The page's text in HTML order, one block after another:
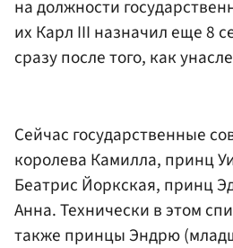
на должности
их Карл III назначил еще 8
сразу после того, как
Сейчас государственные
королева Камилла, принц
Беатрис Йоркская, принц
Анна. Технически в этом
также принцы Эндрю